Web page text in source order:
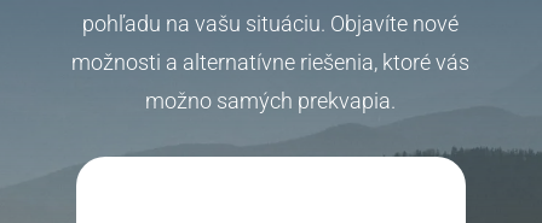
pohľadu na vašu situáciu. Objavíte nové
možnosti a alternatívne riešenia, ktoré vás
možno samých prekvapia.